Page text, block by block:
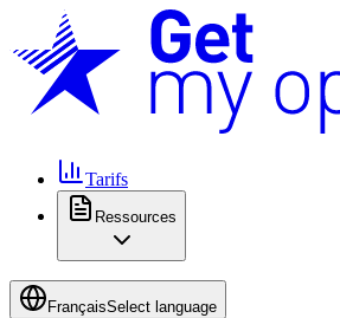
Tarifs
Ressources
FrançaisSelect language